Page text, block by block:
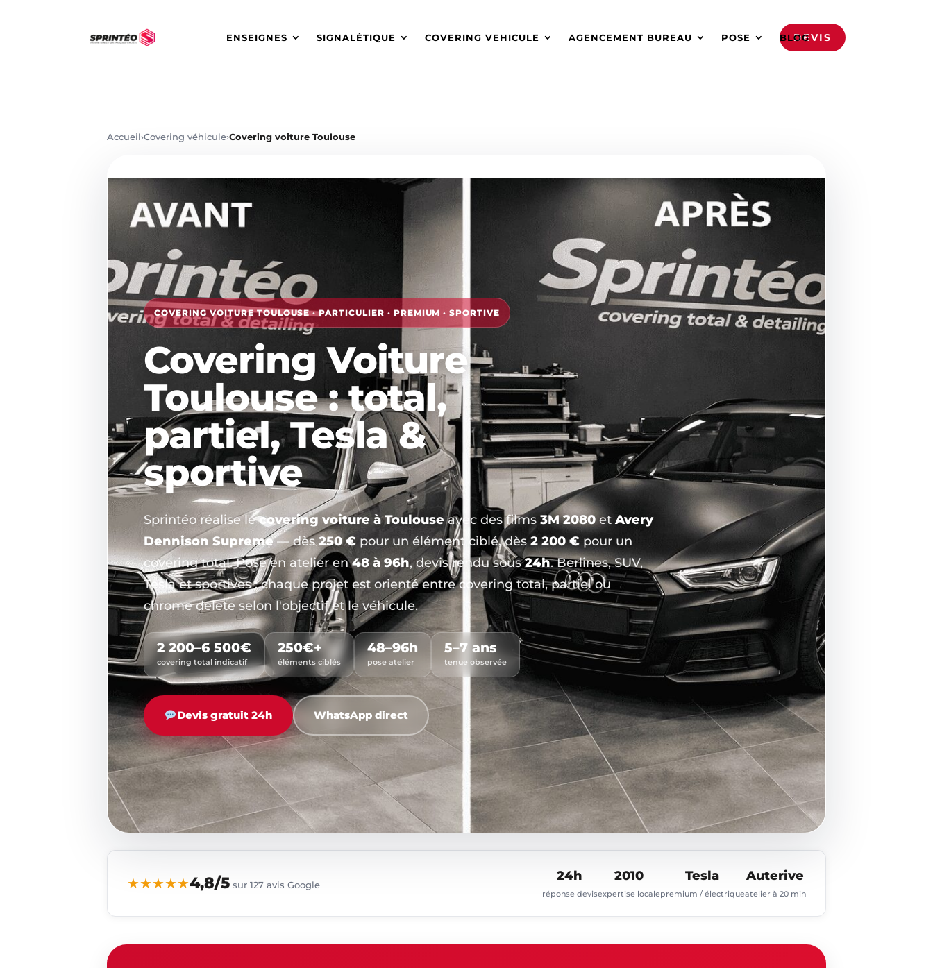
ENSEIGNES SIGNALÉTIQUE COVERING VEHICULE AGENCEMENT BUREAU POSE BLOGDEVIS
Accueil›Covering véhicule›Covering voiture Toulouse
COVERING VOITURE TOULOUSE · PARTICULIER · PREMIUM · SPORTIVE
Covering Voiture
Toulouse : total,
partiel, Tesla &
sportive
Sprintéo réalise lecovering voiture à Toulouseavec des films3M 2080etAvery
Dennison Supreme— dès250 € pour un élément ciblé, dès2 200 € pour un
covering total. Pose en atelier en48 à 96h, devis rendu sous24h. Berlines, SUV,
Tesla et sportives : chaque projet est orienté entre covering total, partiel ou
chrome delete selon l'objectif et le véhicule.
2 200–6 500€
covering total indicatif
250€+
éléments ciblés
48–96h
pose atelier
5–7 ans
tenue observée
Devis gratuit 24h WhatsApp direct
★★★★★4,8/5 sur 127 avis Google
24h
réponse devis
2010
expertise locale
Tesla
premium / électrique
Auterive
atelier à 20 min